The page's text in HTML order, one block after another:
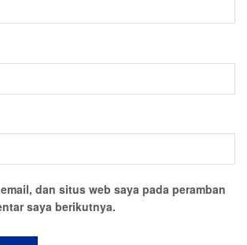
dan situs web saya pada peramban
saya berikutnya.